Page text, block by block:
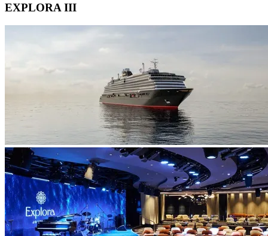
EXPLORA III